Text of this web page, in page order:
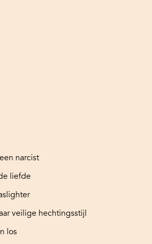
narcist
liefde
veilige hechtingsstijl
los